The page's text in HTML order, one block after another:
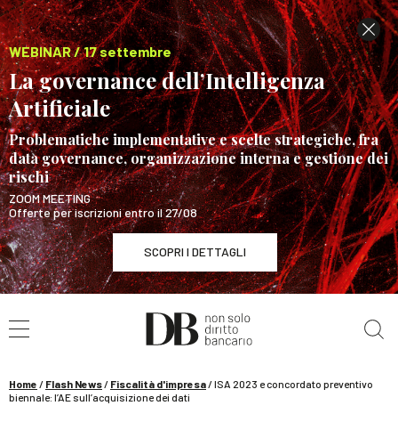
WEBINAR / 17 settembre
La governance dell’Intelligenza
Artificiale
Problematiche implementative e scelte strategiche, fra
data governance, organizzazione interna e gestione dei
rischi
ZOOM MEETING
Offerte per iscrizioni entro il 27/08
SCOPRI I DETTAGLI
WEBINAR / 17 settembre
La governance dell’Intelligenza Artificiale
Home / Flash News/ Fiscalità d'impresa/ISA 2023 e concordato preventivo
biennale: l’AE sull’acquisizione dei dati